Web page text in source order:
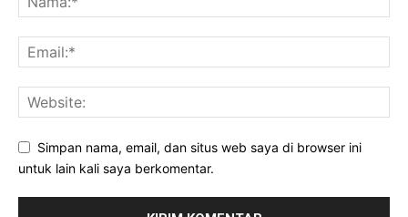
Simpan nama, email, dan situs web saya di browser ini
untuk lain kali saya berkomentar.